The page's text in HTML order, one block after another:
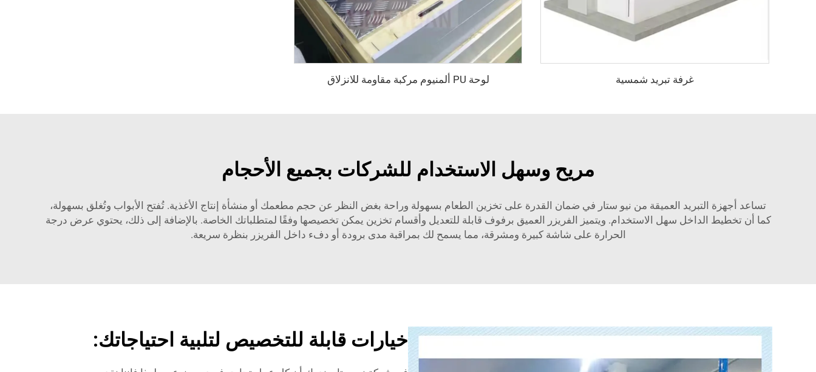
غرفة تبريد شمسية لوحة PU ألمنيوم مركبة مقاومة للانزلاق
مريح وسهل الاستخدام للشركات بجميع الأحجام
تساعد أجهزة التبريد العميقة من نيو ستار في ضمان القدرة على تخزين الطعام بسهولة وراحة بغض النظر عن حجم مطعمك أو منشأة إنتاج الأغذية. تُفتح الأبواب وتُغلق بسهولة،
كما أن تخطيط الداخل سهل الاستخدام. ويتميز الفريزر العميق برفوف قابلة للتعديل وأقسام تخزين يمكن تخصيصها وفقًا لمتطلباتك الخاصة. بالإضافة إلى ذلك، يحتوي عرض درجة
الحرارة على شاشة كبيرة ومشرقة، مما يسمح لك بمراقبة مدى برودة أو دفء داخل الفريزر بنظرة سريعة.
خيارات قابلة للتخصيص لتلبية احتياجاتك: